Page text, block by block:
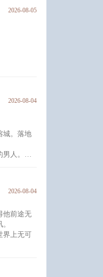
青为什
2026-08-05
资格再
2026-08-04
城。落地
人。
2026-08-04
他前途无
界上无可